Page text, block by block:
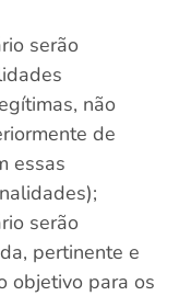
serão
não
de
essas
serão
pertinente e
objetivo para os